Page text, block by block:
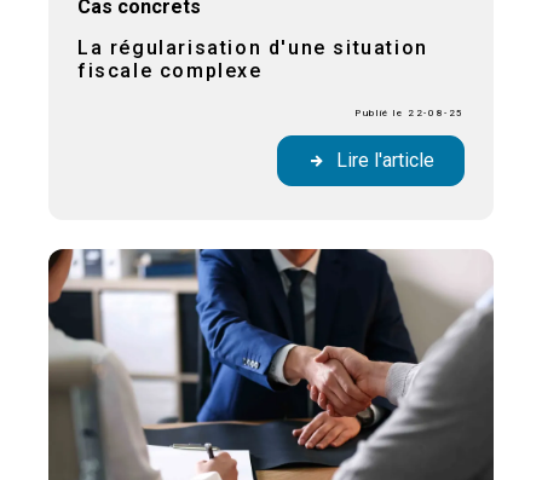
Cas concrets
La régularisation d'une situation
fiscale complexe
Publié le 22-08-25
Lire l'article